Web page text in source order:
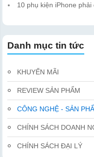
10 phụ kiện iPhone phải
Danh mục tin tức
KHUYẾN MÃI
REVIEW SẢN PHẨM
CÔNG NGHỆ - SẢN
CHÍNH SÁCH DOANH
CHÍNH SÁCH ĐẠI LÝ